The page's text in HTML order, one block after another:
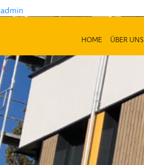
HOME ÜBER UNS
admin